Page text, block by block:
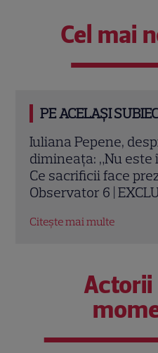
Cel mai
PE ACELAȘI
Poftiți pe la noi –
iulie 2026: Iulia
intră în competiție.
pregătește Nea
Citește mai multe